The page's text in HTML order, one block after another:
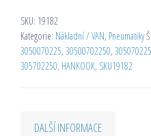
SKU: 19182
Kategorie: Nákladní / VAN, Pneumatiky
3050070225, 30500702250, 305070225
305702250, HANKOOK, SKU19182
DALŠÍ INFORMACE